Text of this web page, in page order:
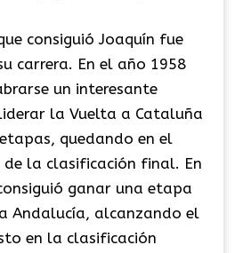
consiguió Joaquín fue
carrera. En el año 1958
un interesante
la Vuelta a Cataluña
quedando en el
la clasificación final. En
ganar una etapa
Andalucía, alcanzando el
en la clasificación